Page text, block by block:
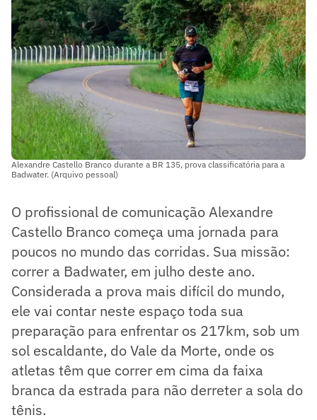
Alexandre Castello Branco durante a BR 135, prova classificatória para a
Badwater. (Arquivo pessoal)
O profissional de comunicação Alexandre
Castello Branco começa uma jornada para
poucos no mundo das corridas. Sua missão:
correr a Badwater, em julho deste ano.
Considerada a prova mais difícil do mundo,
ele vai contar neste espaço toda sua
preparação para enfrentar os 217km, sob um
sol escaldante, do Vale da Morte, onde os
atletas têm que correr em cima da faixa
branca da estrada para não derreter a sola do
tênis.